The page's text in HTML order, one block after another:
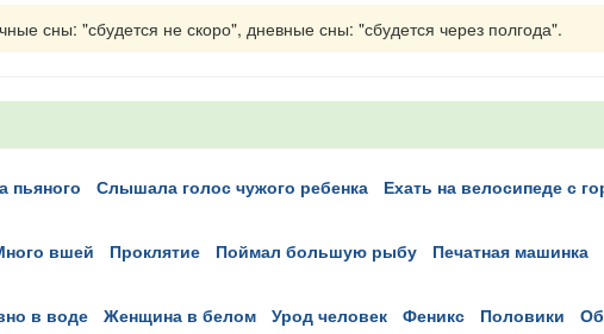
сны: "сбудется не скоро", дневные сны: "сбудется через полгода".
пьяного слышала голос чужого ребенка ехать на велосипеде с
много вшей проклятие поймал большую рыбу печатная машинка
в воде женщина в белом урод человек феникс половики